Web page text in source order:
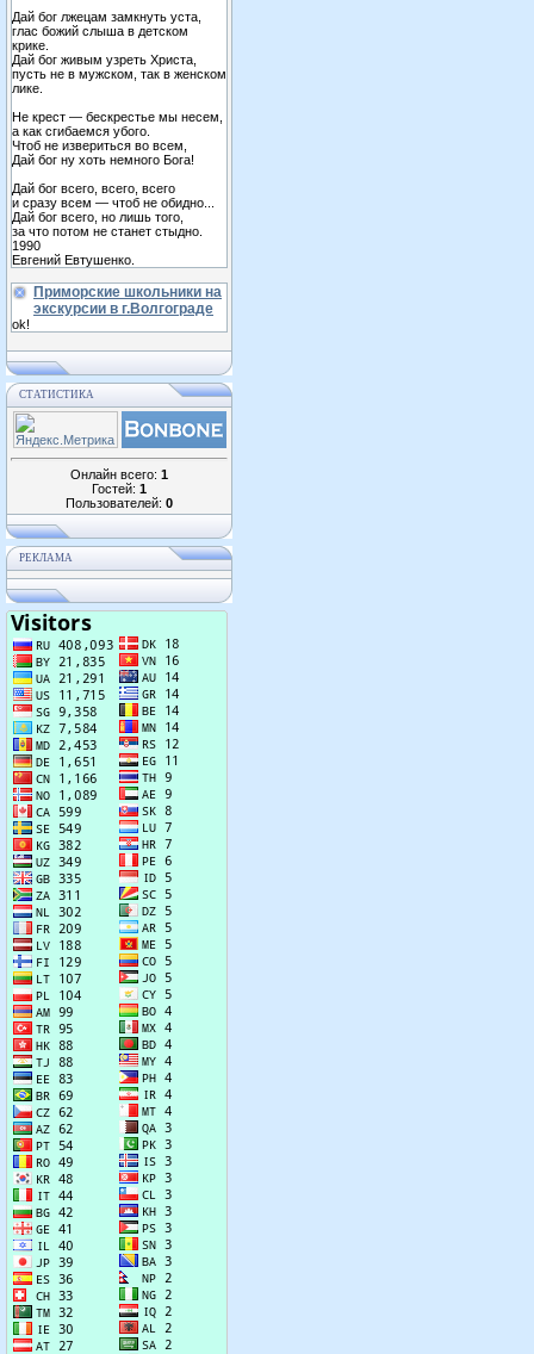
Дай бог лжецам замкнуть уста,
глас божий слыша в детском
крике.
Дай бог живым узреть Христа,
пусть не в мужском, так в женском
лике.
Не крест — бескрестье мы несем,
а как сгибаемся убого.
Чтоб не извериться во всем,
Дай бог ну хоть немного Бога!
Дай бог всего, всего, всего
и сразу всем — чтоб не обидно...
Дай бог всего, но лишь того,
за что потом не станет стыдно.
1990
Евгений Евтушенко.
Приморские школьники на
экскурсии в г.Волгограде
ok!
СТАТИСТИКА
Онлайн всего: 1
Гостей: 1
Пользователей: 0
РЕКЛАМА